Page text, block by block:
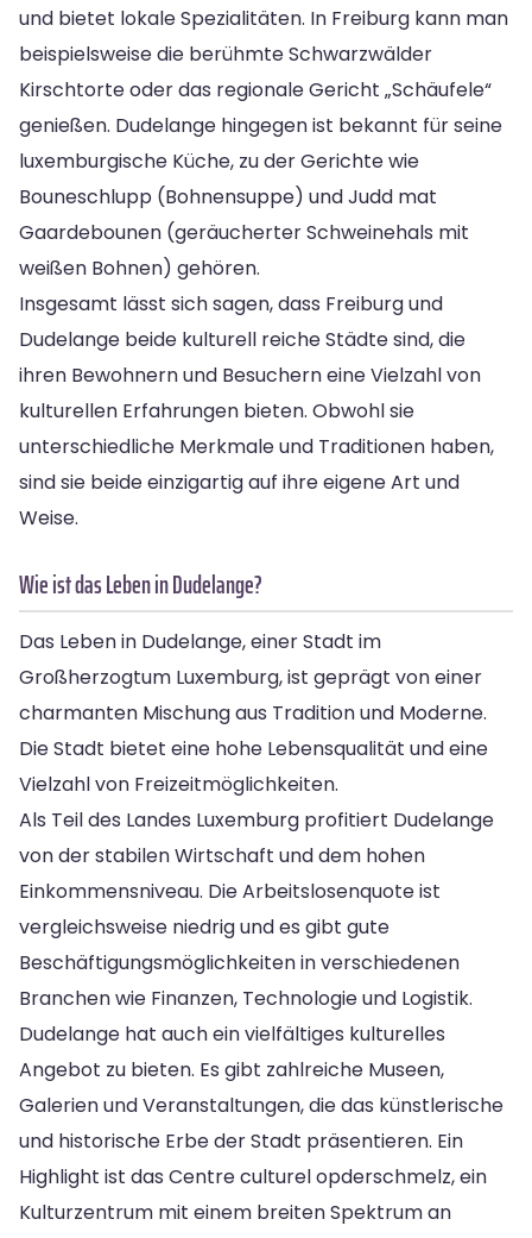
und bietet lokale Spezialitäten. In Freiburg kann man
beispielsweise die berühmte Schwarzwälder
Kirschtorte oder das regionale Gericht „Schäufele“
genießen. Dudelange hingegen ist bekannt für seine
luxemburgische Küche, zu der Gerichte wie
Bouneschlupp (Bohnensuppe) und Judd mat
Gaardebounen (geräucherter Schweinehals mit
weißen Bohnen) gehören.
Insgesamt lässt sich sagen, dass Freiburg und
Dudelange beide kulturell reiche Städte sind, die
ihren Bewohnern und Besuchern eine Vielzahl von
kulturellen Erfahrungen bieten. Obwohl sie
unterschiedliche Merkmale und Traditionen haben,
sind sie beide einzigartig auf ihre eigene Art und
Weise.
Wie ist das Leben in Dudelange?
Das Leben in Dudelange, einer Stadt im
Großherzogtum Luxemburg, ist geprägt von einer
charmanten Mischung aus Tradition und Moderne.
Die Stadt bietet eine hohe Lebensqualität und eine
Vielzahl von Freizeitmöglichkeiten.
Als Teil des Landes Luxemburg profitiert Dudelange
von der stabilen Wirtschaft und dem hohen
Einkommensniveau. Die Arbeitslosenquote ist
vergleichsweise niedrig und es gibt gute
Beschäftigungsmöglichkeiten in verschiedenen
Branchen wie Finanzen, Technologie und Logistik.
Dudelange hat auch ein vielfältiges kulturelles
Angebot zu bieten. Es gibt zahlreiche Museen,
Galerien und Veranstaltungen, die das künstlerische
und historische Erbe der Stadt präsentieren. Ein
Highlight ist das Centre culturel opderschmelz, ein
Kulturzentrum mit einem breiten Spektrum an